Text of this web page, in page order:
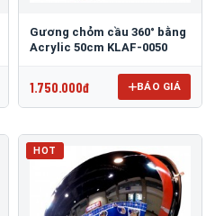
Gương chỏm cầu 360° bằng
Acrylic 50cm KLAF-0050
1.750.000đ BÁO GIÁ
HOT